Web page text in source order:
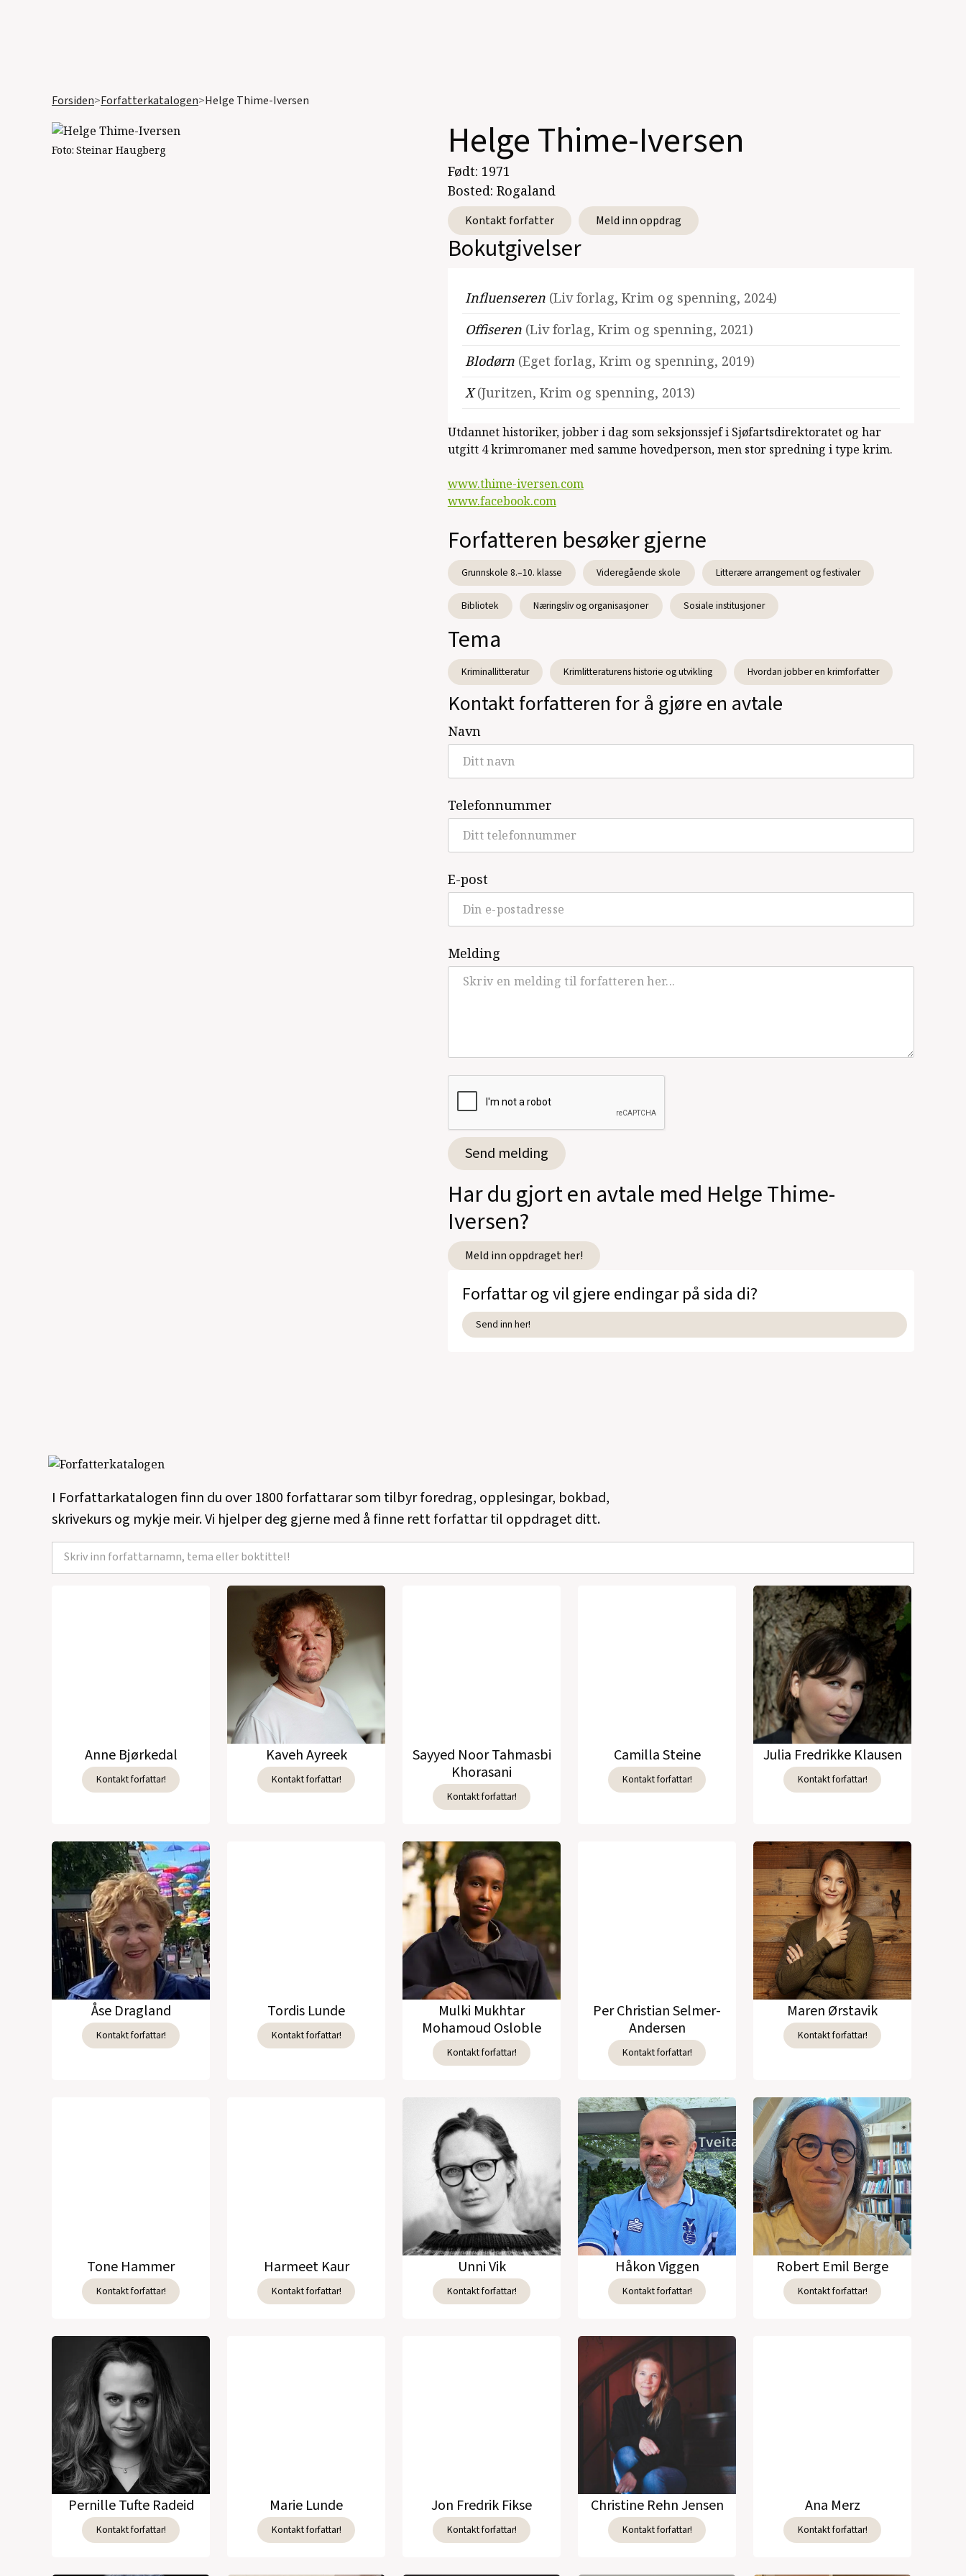
Forsiden>Forfatterkatalogen>Helge Thime-Iversen
Foto: Steinar Haugberg Helge Thime-Iversen
Født: 1971
Bosted: Rogaland
Kontakt forfatter Meld inn oppdrag
Bokutgivelser
Influenseren (Liv forlag, Krim og spenning, 2024)
Offiseren (Liv forlag, Krim og spenning, 2021)
Blodørn (Eget forlag, Krim og spenning, 2019)
X(Juritzen, Krim og spenning, 2013)
Utdannet historiker, jobber i dag som seksjonssjef i Sjøfartsdirektoratet og har
utgitt 4 krimromaner med samme hovedperson, men stor spredning i type krim.
www.thime-iversen.com
www.facebook.com
Forfatteren besøker gjerne
Grunnskole 8.–10. klasse Videregående skole Litterære arrangement og festivaler
Bibliotek Næringsliv og organisasjoner Sosiale institusjoner
Tema
Kriminallitteratur Krimlitteraturens historie og utvikling Hvordan jobber en krimforfatter
Kontakt forfatteren for å gjøre en avtale
Navn
Telefonnummer
E-post
Melding
Har du gjort en avtale med Helge Thime-
Iversen?
Meld inn oppdraget her!
Forfattar og vil gjere endingar på sida di?
Send inn her!
I Forfattarkatalogen finn du over 1800 forfattarar som tilbyr foredrag, opplesingar, bokbad,
skrivekurs og mykje meir. Vi hjelper deg gjerne med å finne rett forfattar til oppdraget ditt.
Anne Bjørkedal
Kontakt forfattar!
Kaveh Ayreek
Kontakt forfattar!
Sayyed Noor Tahmasbi
Khorasani
Kontakt forfattar!
Camilla Steine
Kontakt forfattar!
Julia Fredrikke Klausen
Kontakt forfattar!
Åse Dragland
Kontakt forfattar!
Tordis Lunde
Kontakt forfattar!
Mulki Mukhtar
Mohamoud Osloble
Kontakt forfattar!
Per Christian Selmer-
Andersen
Kontakt forfattar!
Maren Ørstavik
Kontakt forfattar!
Tone Hammer
Kontakt forfattar!
Harmeet Kaur
Kontakt forfattar!
Unni Vik
Kontakt forfattar!
Håkon Viggen
Kontakt forfattar!
Robert Emil Berge
Kontakt forfattar!
Pernille Tufte Radeid
Kontakt forfattar!
Marie Lunde
Kontakt forfattar!
Jon Fredrik Fikse
Kontakt forfattar!
Christine Rehn Jensen
Kontakt forfattar!
Ana Merz
Kontakt forfattar!